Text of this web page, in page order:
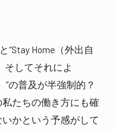
“Stay Home（外出自
そしてそれによ
”の普及が半強制的？
たちの働き方にも確
かという予感がして